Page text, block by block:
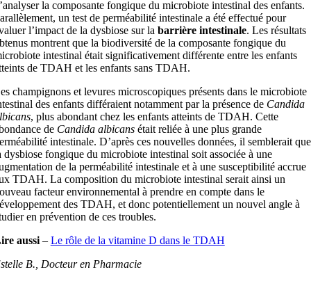
la composante fongique du microbiote intestinal des enfants.
un test de perméabilité intestinale a été effectué pour
l’impact de la dysbiose sur la barrière intestinale. Les résultats
montrent que la biodiversité de la composante fongique du
intestinal était significativement différente entre les enfants
de TDAH et les enfants sans TDAH.
champignons et levures microscopiques présents dans le microbiote
des enfants différaient notamment par la présence de Candida
, plus abondant chez les enfants atteints de TDAH. Cette
de Candida albicansétait reliée à une plus grande
intestinale. D’après ces nouvelles données, il semblerait que
dysbiose fongique du microbiote intestinal soit associée à une
de la perméabilité intestinale et à une susceptibilité accrue
TDAH. La composition du microbiote intestinal serait ainsi un
facteur environnemental à prendre en compte dans le
des TDAH, et donc potentiellement un nouvel angle à
en prévention de ces troubles.
aussi– Le rôle de la vitamine D dans le TDAH
B., Docteur en Pharmacie